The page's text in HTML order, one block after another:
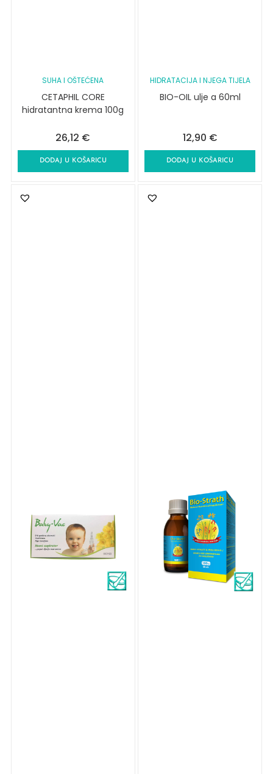
SUHA I OŠTEĆENA
CETAPHIL CORE
hidratantna krema 100g
26,12 €
DODAJ U KOŠARICU
HIDRATACIJA I NJEGA TIJELA
BIO-OIL ulje a 60ml
12,90 €
DODAJ U KOŠARICU